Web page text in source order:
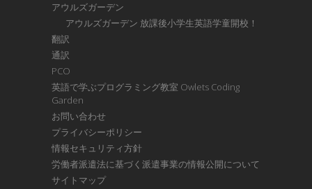
アウルズガーデン
アウルズガーデン 放課後小学生英語学童開校！
翻訳
通訳
PCO
英語で学ぶプログラミング教室 Owlets Coding
Garden
お問い合わせ
プライバシーポリシー
情報セキュリティ方針
労働者派遣法に基づく派遣事業の情報公開について
サイトマップ